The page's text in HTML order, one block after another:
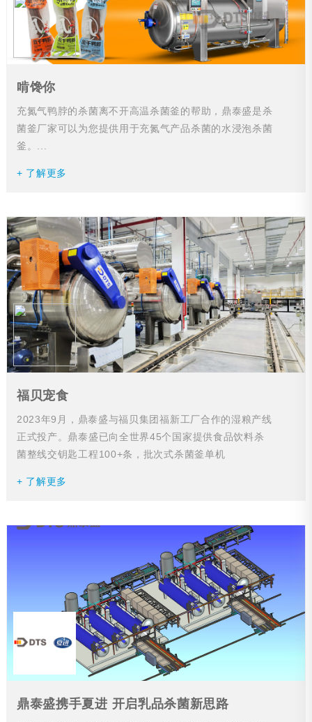
啃馋你
充氮气鸭脖的杀菌离不开高温杀菌釜的帮助，鼎泰盛是杀
菌釜厂家可以为您提供用于充氮气产品杀菌的水浸泡杀菌
釜。...
+ 了解更多
福贝宠食
2023年9月，鼎泰盛与福贝集团福新工厂合作的湿粮产线
正式投产。鼎泰盛已向全世界45个国家提供食品饮料杀
菌整线交钥匙工程100+条，批次式杀菌釜单机
+ 了解更多
鼎泰盛携手夏进 开启乳品杀菌新思路